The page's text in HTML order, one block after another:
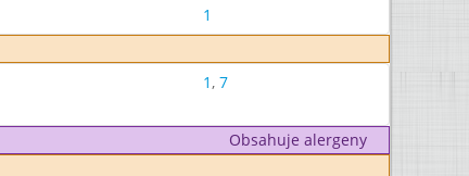
1
1, 7
Obsahuje alergeny